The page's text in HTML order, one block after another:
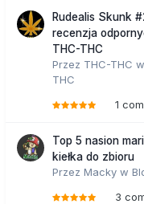
Rudealis Skunk
recenzja
THC-THC
Przez THC-THC w
THC
1
Top 5 nasion
kiełka do zbioru
Przez Macky w
3